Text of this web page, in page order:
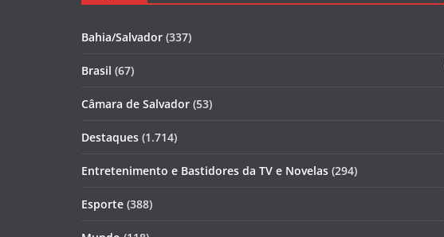
Bahia/Salvador (337)
Brasil (67)
Câmara de Salvador (53)
Destaques (1.714)
Entretenimento e Bastidores da TV e Novelas (294)
Esporte (388)